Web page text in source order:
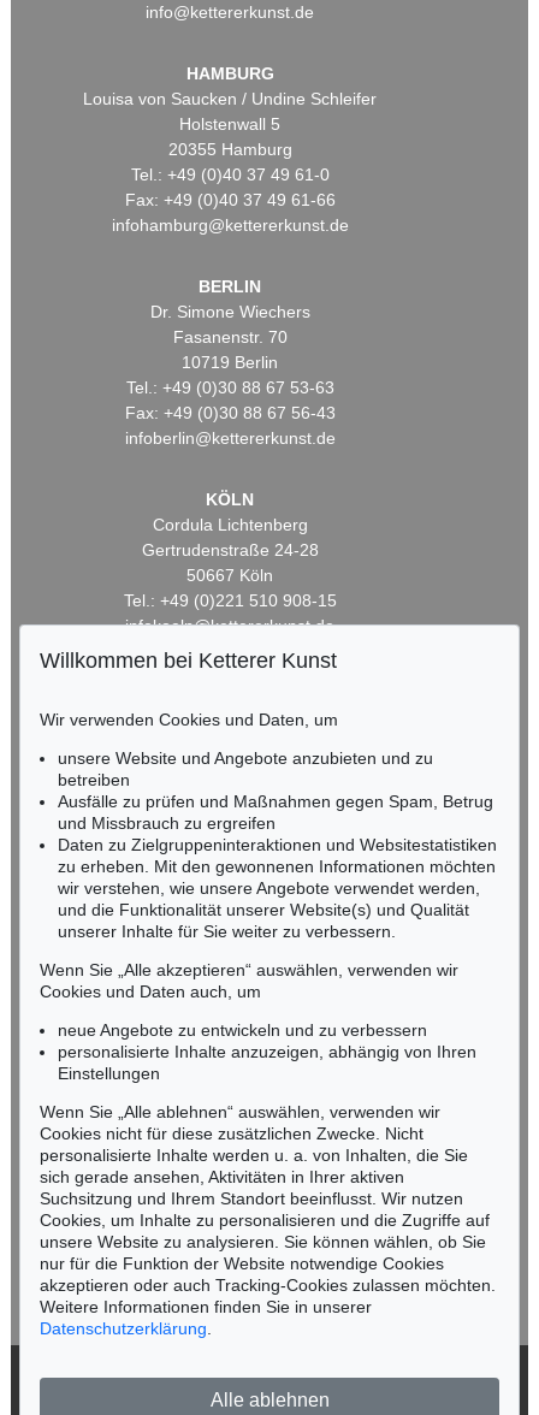
info@kettererkunst.de
HAMBURG
Louisa von Saucken / Undine Schleifer
Holstenwall 5
20355 Hamburg
Tel.: +49 (0)40 37 49 61-0
Fax: +49 (0)40 37 49 61-66
infohamburg@kettererkunst.de
BERLIN
Dr. Simone Wiechers
Fasanenstr. 70
10719 Berlin
Tel.: +49 (0)30 88 67 53-63
Fax: +49 (0)30 88 67 56-43
infoberlin@kettererkunst.de
KÖLN
Cordula Lichtenberg
Gertrudenstraße 24-28
50667 Köln
Tel.: +49 (0)221 510 908-15
infokoeln@kettererkunst.de
HESSEN
Miriam Heß
Tel.: +49 (0)62 21 58 80-038
Fax: +49 (0)62 21 58 80-595
infoheidelberg@kettererkunst.de
NORDDEUTSCHLAND
Nico Kassel, M.A.
Mobil: +49 (0)171 8618661
n.kassel@kettererkunst.de
Keine Auktion mehr verpassen!
Wir informieren Sie rechtzeitig.
Jetzt zum Newsletter anmelden >
Willkommen bei Ketterer Kunst
Wir verwenden Cookies und Daten, um
unsere Website und Angebote anzubieten und zu
betreiben
Ausfälle zu prüfen und Maßnahmen gegen Spam, Betrug
und Missbrauch zu ergreifen
Daten zu Zielgruppeninteraktionen und Websitestatistiken
zu erheben. Mit den gewonnenen Informationen möchten
wir verstehen, wie unsere Angebote verwendet werden,
und die Funktionalität unserer Website(s) und Qualität
unserer Inhalte für Sie weiter zu verbessern.
Wenn Sie „Alle akzeptieren“ auswählen, verwenden wir
Cookies und Daten auch, um
neue Angebote zu entwickeln und zu verbessern
personalisierte Inhalte anzuzeigen, abhängig von Ihren
Einstellungen
Wenn Sie „Alle ablehnen“ auswählen, verwenden wir
Cookies nicht für diese zusätzlichen Zwecke. Nicht
personalisierte Inhalte werden u. a. von Inhalten, die Sie
sich gerade ansehen, Aktivitäten in Ihrer aktiven
Suchsitzung und Ihrem Standort beeinflusst. Wir nutzen
Cookies, um Inhalte zu personalisieren und die Zugriffe auf
unsere Website zu analysieren. Sie können wählen, ob Sie
nur für die Funktion der Website notwendige Cookies
akzeptieren oder auch Tracking-Cookies zulassen möchten.
Weitere Informationen finden Sie in unserer
Datenschutzerklärung
Alle ablehnen